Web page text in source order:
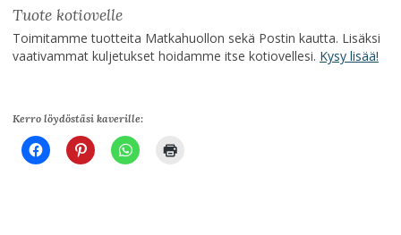
Tuote kotiovelle
Toimitamme tuotteita Matkahuollon sekä Postin kautta. Lisäksi
vaativammat kuljetukset hoidamme itse kotiovellesi. Kysy lisää!
Kerro löydöstäsi kaverille: